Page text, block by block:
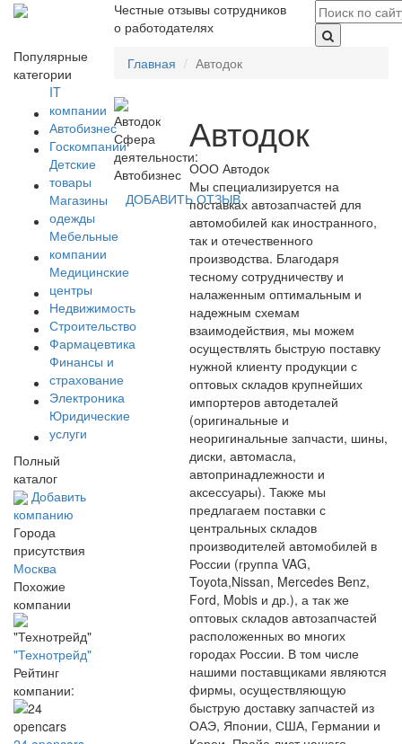
Честные отзывы сотрудников
о работодателях
Популярные
категории
IT
компании
Автобизнес
Госкомпании
Детские
товары
Магазины
одежды
Мебельные
компании
Медицинские
центры
Недвижимость
Строительство
Фармацевтика
Финансы и
страхование
Электроника
Юридические
услуги
Полный
каталог
Добавить
компанию
Города
присутствия
Москва
Похожие
компании
"Технотрейд"
Рейтинг
компании:
Главная Автодок
Сфера
деятельности:
Автобизнес
ДОБАВИТЬ ОТЗЫВ
Автодок
ООО Автодок
Мы специализируется на
поставках автозапчастей для
автомобилей как иностранного,
так и отечественного
производства. Благодаря
тесному сотрудничеству и
налаженным оптимальным и
надежным схемам
взаимодействия, мы можем
осуществлять быструю поставку
нужной клиенту продукции с
оптовых складов крупнейших
импортеров автодеталей
(оригинальные и
неоригинальные запчасти, шины,
диски, автомасла,
автопринадлежности и
аксессуары). Также мы
предлагаем поставки с
центральных складов
производителей автомобилей в
России (группа VAG,
Toyota,Nissan, Mercedes Benz,
Ford, Mobis и др.), а так же
оптовых складов автозапчастей
расположенных во многих
городах России. В том числе
нашими поставщиками являются
фирмы, осуществляющую
быструю доставку запчастей из
ОАЭ, Японии, США, Германии и